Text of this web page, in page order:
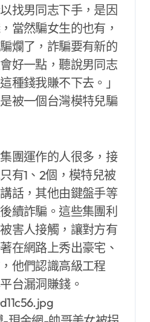
找男同志下手，是因
當然騙女生的也有，
爛了，詐騙要有新的
好一點，聽說男同志
種錢我賺不下去。」
被一個台灣模特兒騙
團運作的人很多，接
有1、2個，模特兒被
話，其他由鍵盤手等
續詐騙。這些集團利
害人接觸，讓對方有
在網路上秀出豪宅、
他們認識高級工程
台漏洞賺錢。